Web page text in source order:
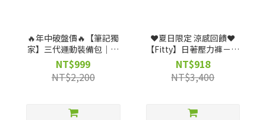
🔥年中破盤價🔥【筆記獨
家】三代運動裝備包｜運
動、生活、旅行，全場景
機能裝備包 ★ (贈)【筆記
獨家】客製不織布袋
NT$999
NT$2,200
❤️夏日限定 涼感回饋❤️
【Fitty】日著壓力褲－旗
艦無痕款（剩 XL, 號）
NT$918
NT$3,400